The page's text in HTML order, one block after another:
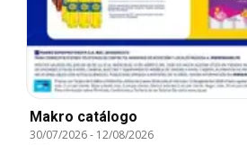
Makro catálogo
30/07/2026- 12/08/2026